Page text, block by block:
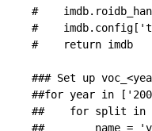
#
#
#    return imdb
### Set up
##for year in
##    for split
##        name =